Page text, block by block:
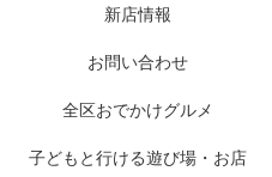
新店情報
お問い合わせ
全区おでかけグルメ
子どもと行ける遊び場・お店